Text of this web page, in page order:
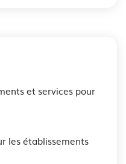
et services pour
les établissements